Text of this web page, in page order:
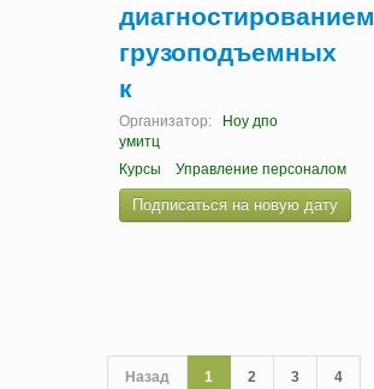
диагностированием
грузоподъемных
к
Организатор:
Ноу дпо
умитц
Курсы
Управление персоналом
Подписаться на новую дату
Назад 1 2 3 4